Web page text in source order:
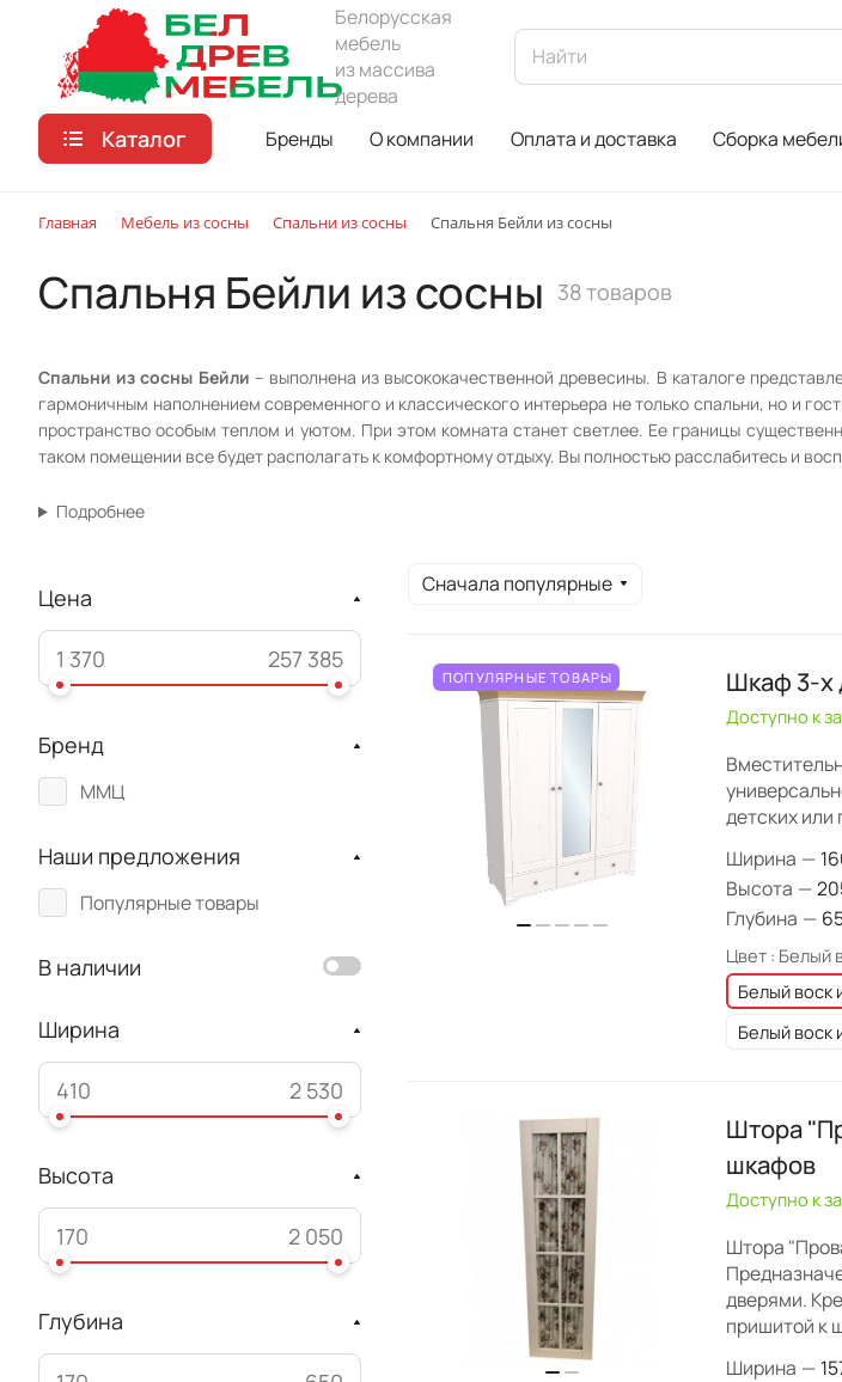
Белорусская
мебель
из массива
дерева
Каталог Бренды О компании Оплата и доставка Сборка
Главная Мебель из сосны Спальни из сосны Спальня Бейли из сосны
Спальня Бейли из сосны 38 товаров
Спальни из сосны Бейли – выполнена из высококачественной древесины. В каталоге
гармоничным наполнением современного и классического интерьера не только спальни, но и
пространство особым теплом и уютом. При этом комната станет светлее. Ее границы
таком помещении все будет располагать к комфортному отдыху. Вы полностью расслабитесь и
Подробнее
Сначала популярные
ПОПУЛЯРНЫЕ ТОВАРЫ Шкаф 3-х
Доступно к
детских или
Ширина —
Высота —
Глубина —
Цвет : Белый
Белый воск
Белый воск
Штора
шкафов
Доступно к
Штора
дверями.
пришитой к
Ширина —
Цена
Бренд
ММЦ
Наши предложения
Популярные товары
В наличии
Ширина
Высота
Глубина